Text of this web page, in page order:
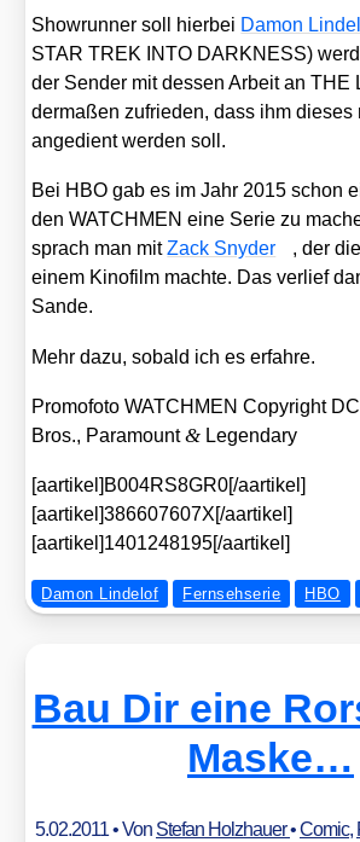
Show­run­ner soll hier­bei Damon
STAR TREK INTO DARKNESS)
der Sen­der mit des­sen Arbeit an THE
der­ma­ßen zufrie­den, dass ihm die­ses
ange­dient wer­den soll.
Bei HBO gab es im Jahr 2015 schon
den WATCHMEN eine Serie zu
sprach man mitZack Sny­der
, der
einem Kino­film mach­te. Das ver­lief
San­de.
Mehr dazu, sobald ich es erfah­re.
Pro­mo­fo­to WATCHMEN Copy­right
Bros., Para­mount& Legen­da­ry
[aartikel]B004RS8GR0[/aartikel]
[aartikel]386607607X[/aartikel]
[aartikel]1401248195[/aartikel]
Damon Lindelof Fernsehserie HBO
Bau Dir eine
Maske…
5.02.2011• Von Stefan Holzhauer•Comic,